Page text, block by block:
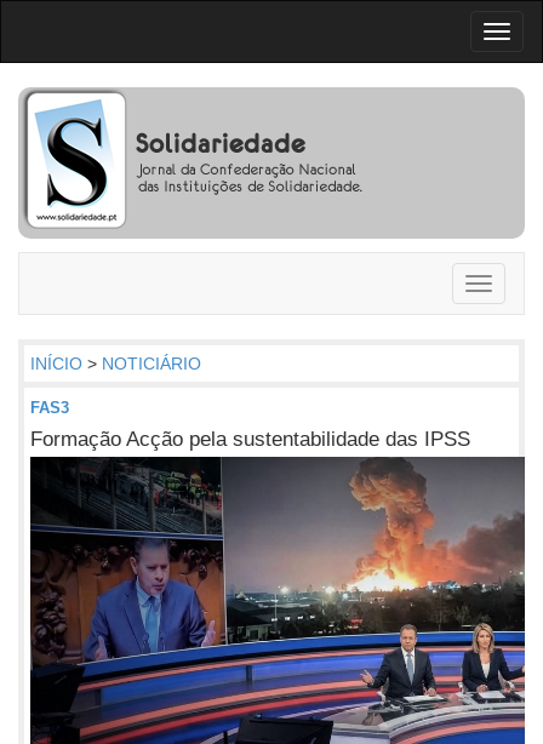
Toggle
INÍCIO > NOTICIÁRIO
FAS3
Formação Acção pela sustentabilidade das IPSS